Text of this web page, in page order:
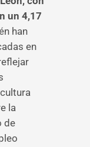
un 4,17
han
en
la
de